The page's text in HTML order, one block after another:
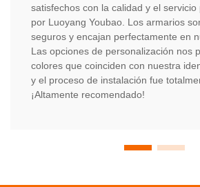
satisfechos con la calidad y el
por Luoyang Youbao. Los armarios
seguros y encajan perfectamente en
Las opciones de personalización nos
colores que coinciden con nuestra
y el proceso de instalación fue
¡Altamente recomendado!